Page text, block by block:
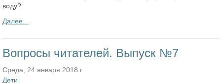
воду?
Далее...
Вопросы читателей. Выпуск №7
Среда, 24 января 2018 г.
Дети